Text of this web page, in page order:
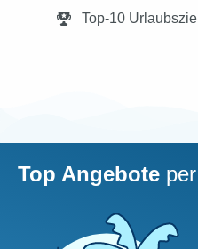
Top-10 Urlaubsziel
Top Angebote per